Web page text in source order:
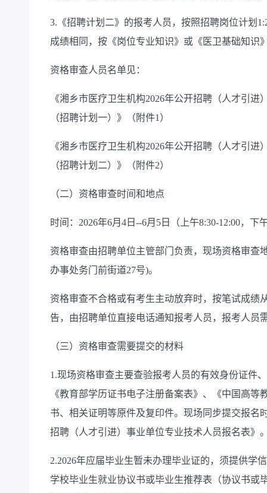
3.《招聘计划二》的报考人员，按照招聘岗位计划
成绩相同，按《岗位专业知识》或《医卫基础知识
资格审查人员名单见：
《湘乡市医疗卫生机构2026年公开招聘（人才引
（招聘计划一）》（附件1）
《湘乡市医疗卫生机构2026年公开招聘（人才引
（招聘计划二）》（附件2）
（二）资格审查时间和地点
时间：2026年6月4日--6月5日（上午8:30-12:00，下
资格审查由招聘单位主管部门负责，现场资格审查
办事处务门前街道27号)。
资格审查不合格或有考生主动放弃时，按笔试成绩
告，由招聘单位直接电话通知报考人员，报考人员
（三）资格审查需要提交的材料
1.现场资格审查主要查验报考人员的有效身份证件
《教育部学历证书电子注册备案表》、《中国高
书、相关证明等原件及复印件。现场同步提交报名
招聘（人才引进）事业单位专业技术人员报名表》
2.2026年应届毕业生暂未办理毕业证的，须提供学
学校毕业生就业协议书或毕业生推荐表（协议书或